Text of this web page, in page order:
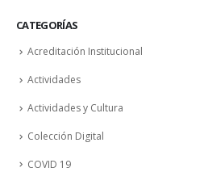
CATEGORÍAS
Acreditación Institucional
Actividades
Actividades y Cultura
Colección Digital
COVID 19